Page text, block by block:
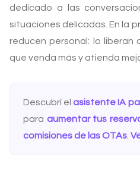
dedicado a las
situaciones delicadas. En la
reducen personal: lo liberan
que venda más y atienda
Descubrí elasistente IA
para aumentar tus
comisiones de las OTAs